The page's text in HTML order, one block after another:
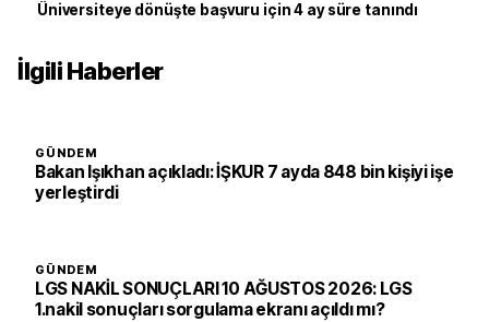
Üniversiteye dönüşte başvuru için 4 ay süre tanındı
İlgili Haberler
GÜNDEM
Bakan Işıkhan açıkladı: İŞKUR 7 ayda 848 bin kişiyi işe
yerleştirdi
GÜNDEM
LGS NAKİL SONUÇLARI 10 AĞUSTOS 2026: LGS
1.nakil sonuçları sorgulama ekranı açıldı mı?